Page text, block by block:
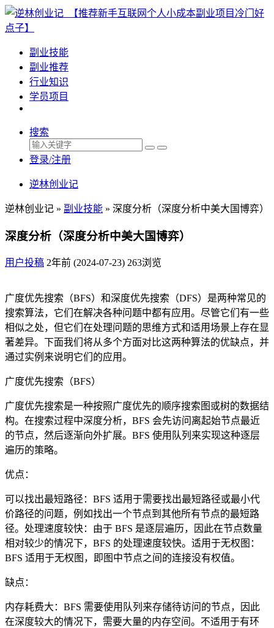
副业技能
副业推荐
行业知识
学员项目
搜索
登录/注册
逆林创业记
逆林创业记 » 副业技能 » 深度分析（深度分析中美大国博弈）
深度分析（深度分析中美大国博弈）
用户投稿 2年前 (2024-07-23) 263浏览
广度优先搜索（BFS）和深度优先搜索（DFS）是两种常见的
搜索算法，它们在解决各种问题中都有应用。尽管它们有一些
相似之处，但它们在处理问题的思维方式和适用场景上存在显
著差异。下面我们将从多个方面对比这两种算法的优缺点，并
通过实例来说明它们的应用。
广度优先搜索（BFS）
广度优先搜索是一种按照广度优先的顺序搜索图或树的数据结
构。在搜索过程中深度分析，BFS 会先访问离起始节点最近
的节点，然后逐渐向外扩展。BFS 使用队列来实现这种逐层
遍历的策略。
优点：
可以找出最短路径：BFS 适用于需要找出最短路径或最小代
价路径的问题，例如找出一个节点到其他所有节点的最短路
径。处理速度较快：由于 BFS 是逐层遍历，因此在节点数量
相对较少的情况下，BFS 的处理速度较快。适用于无权图：
BFS 适用于无权图，即图中节点之间的连接没有权值。
缺点：
内存耗费大：BFS 需要使用队列来存储待访问的节点，因此
在深度较大的情况下，需要大量的内存空间。不适用于有环